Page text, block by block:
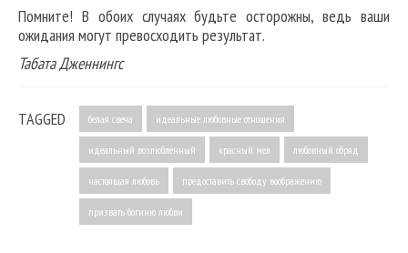
Помните! В обоих случаях будьте осторожны, ведь ваши
ожидания могут превосходить результат.
Табата Дженнингс
TAGGED белая свеча идеальные любовные отношения
идеальный возлюбленный красный мел любовный обряд
настоящая любовь предоставить свободу воображению
призвать богиню любви